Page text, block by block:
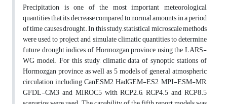
Precipitation is one of the most important meteorological
quantities that its decrease compared to normal amounts in a period
of time causes drought. In this study, statistical microscale methods
were used to project and simulate climatic quantities to determine
future drought indices of Hormozgan province using the LARS-
WG model. For this study, climatic data of synoptic stations of
Hormozgan province as well as 5 models of general atmospheric
circulation including CanESM2, HadGEM-ES2, MPI-ESM-MR,
GFDL-CM3 and MIROC5 with RCP2.6, RCP4.5 and RCP8.5